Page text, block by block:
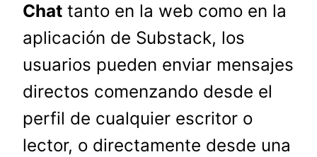
Chat tanto en la web como en la
aplicación de Substack, los
usuarios pueden enviar mensajes
directos comenzando desde el
perfil de cualquier escritor o
lector, o directamente desde una